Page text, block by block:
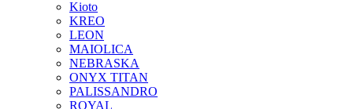
Kioto
KREO
LEON
MAIOLICA
NEBRASKA
ONYX TITAN
PALISSANDRO
ROYAL